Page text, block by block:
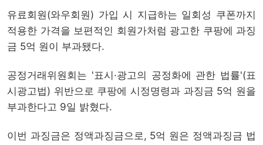
유료회원(와우회원) 가입 시 지급하는 일회성 쿠폰까지
적용한 가격을 보편적인 회원가처럼 광고한 쿠팡에 과징
금 5억 원이 부과됐다.
공정거래위원회는 '표시·광고의 공정화에 관한 법률'(표
시광고법) 위반으로 쿠팡에 시정명령과 과징금 5억 원을
부과한다고 9일 밝혔다.
이번 과징금은 정액과징금으로, 5억 원은 정액과징금 법